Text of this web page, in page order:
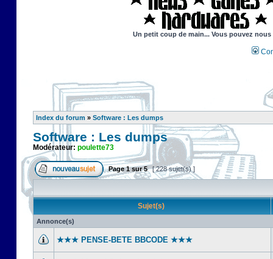
Un petit coup de main... Vous pouvez
Index du forum » Software : Les dumps
Software : Les dumps
Modérateur: poulette73
Page1sur5 [ 228 sujet(s) ]
Sujet(s)
Annonce(s)
★★★ PENSE-BETE BBCODE ★★★